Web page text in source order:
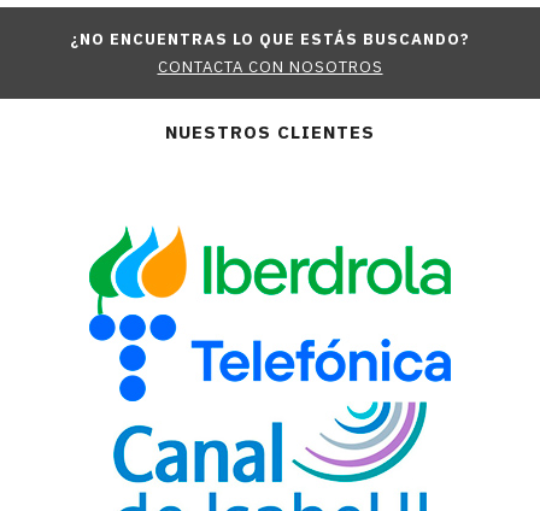
¿NO ENCUENTRAS LO QUE ESTÁS BUSCANDO?
CONTACTA CON NOSOTROS
NUESTROS CLIENTES